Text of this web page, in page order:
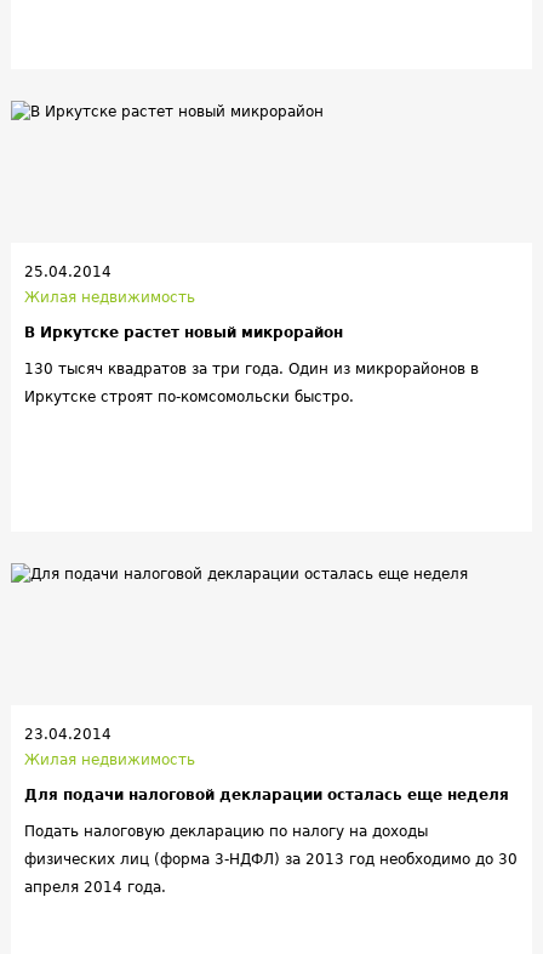
25.04.2014
Жилая недвижимость
В Иркутске растет новый микрорайон
130 тысяч квадратов за три года. Один из микрорайонов в
Иркутске строят по-комсомольски быстро.
23.04.2014
Жилая недвижимость
Для подачи налоговой декларации осталась еще неделя
Подать налоговую декларацию по налогу на доходы
физических лиц (форма 3-НДФЛ) за 2013 год необходимо до 30
апреля 2014 года.